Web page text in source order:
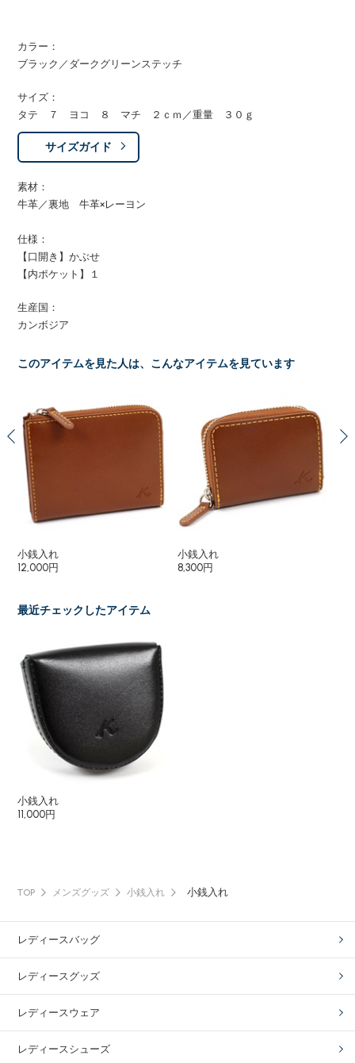
カラー：
ブラック／ダークグリーンステッチ
サイズ：
タテ ７ ヨコ ８ マチ ２ｃｍ／重量 ３０ｇ
サイズガイド
素材：
牛革／裏地 牛革×レーヨン
仕様：
【口開き】かぶせ
【内ポケット】１
生産国：
カンボジア
このアイテムを見た人は、こんなアイテムを見ています
小銭入れ
12,000円
小銭入れ
8,300円
最近チェックしたアイテム
小銭入れ
11,000円
TOP メンズグッズ 小銭入れ 小銭入れ
レディースバッグ
レディースグッズ
レディースウェア
レディースシューズ